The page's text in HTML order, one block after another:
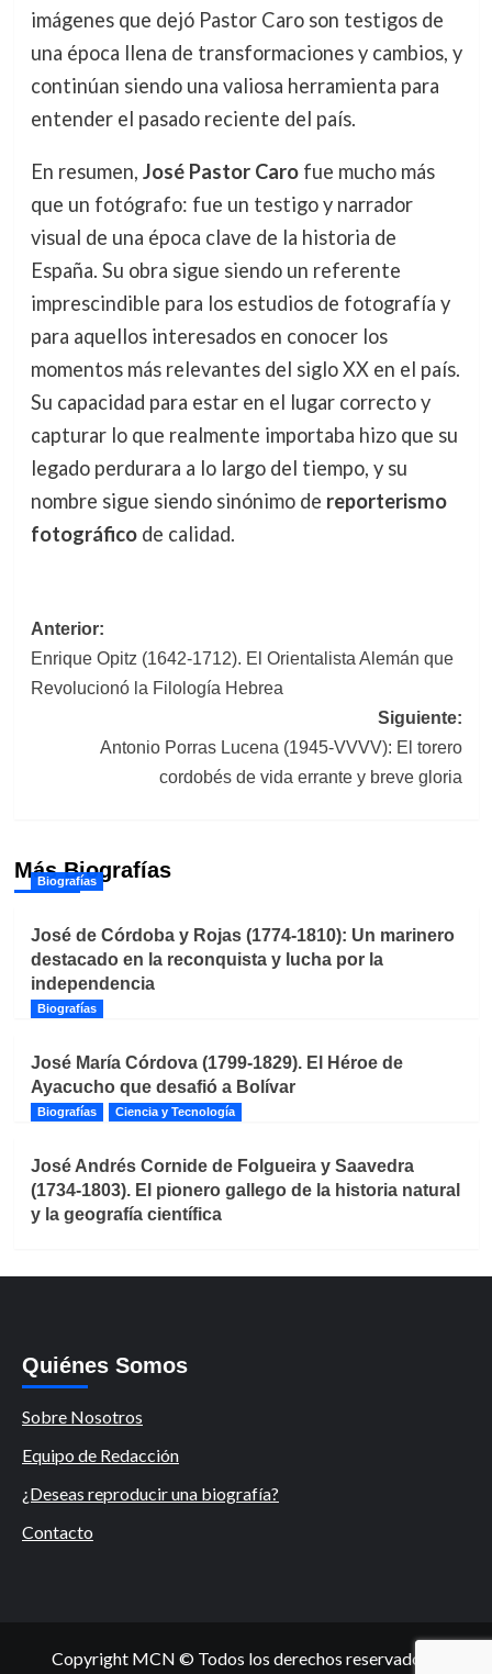
imágenes que dejó Pastor Caro son testigos de
una época llena de transformaciones y cambios, y
continúan siendo una valiosa herramienta para
entender el pasado reciente del país.
En resumen, José Pastor Carofue mucho más
que un fotógrafo: fue un testigo y narrador
visual de una época clave de la historia de
España. Su obra sigue siendo un referente
imprescindible para los estudios de fotografía y
para aquellos interesados en conocer los
momentos más relevantes del siglo XX en el país.
Su capacidad para estar en el lugar correcto y
capturar lo que realmente importaba hizo que su
legado perdurara a lo largo del tiempo, y su
nombre sigue siendo sinónimo de reporterismo
fotográficode calidad.
Navegación
de
Anterior:
Enrique Opitz (1642-1712). El Orientalista Alemán que
Revolucionó la Filología Hebrea
Siguiente:
Antonio Porras Lucena (1945-VVVV): El torero
cordobés de vida errante y breve gloria
Más Biografías
Biografías
José de Córdoba y Rojas (1774-1810): Un marinero
destacado en la reconquista y lucha por la
independencia
Biografías
José María Córdova (1799-1829). El Héroe de
Ayacucho que desafió a Bolívar
Biografías Ciencia y Tecnología
José Andrés Cornide de Folgueira y Saavedra
(1734-1803). El pionero gallego de la historia natural
y la geografía científica
Quiénes Somos
Sobre Nosotros
Equipo de Redacción
¿Deseas reproducir una biografía?
Contacto
Copyright MCN © Todos los derechos reservados.